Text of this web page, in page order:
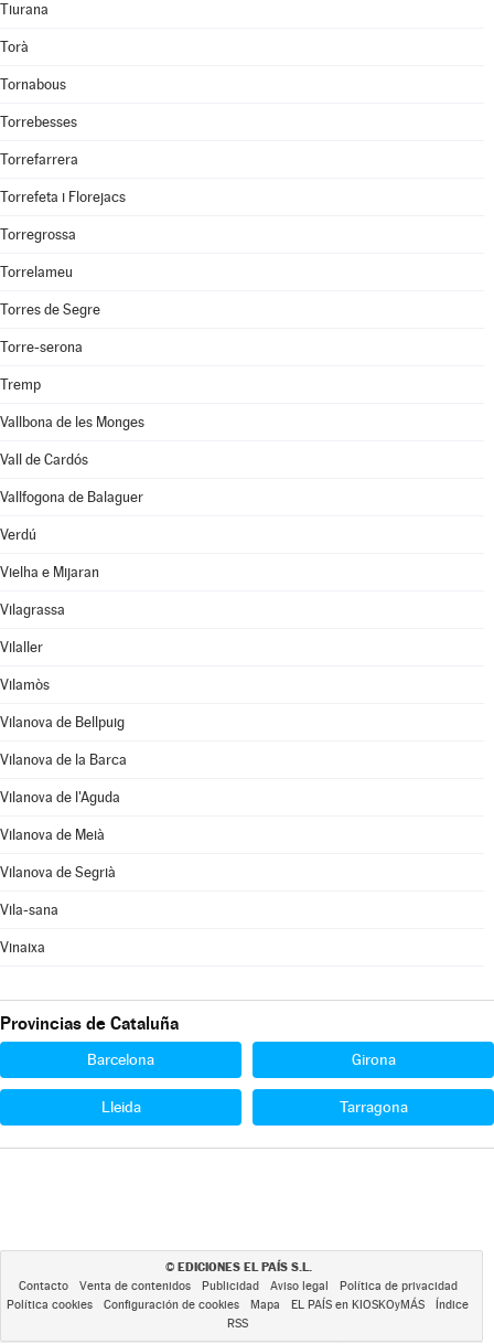
Tiurana
Torà
Tornabous
Torrebesses
Torrefarrera
Torrefeta i Florejacs
Torregrossa
Torrelameu
Torres de Segre
Torre-serona
Tremp
Vallbona de les Monges
Vall de Cardós
Vallfogona de Balaguer
Verdú
Vielha e Mijaran
Vilagrassa
Vilaller
Vilamòs
Vilanova de Bellpuig
Vilanova de la Barca
Vilanova de l'Aguda
Vilanova de Meià
Vilanova de Segrià
Vila-sana
Vinaixa
Provincias de Cataluña
Barcelona Girona
Lleida Tarragona
© EDICIONES EL PAÍS S.L.
Contacto Venta de contenidos Publicidad Aviso legal
Política de privacidad
Política cookies
Configuración de cookies Mapa EL PAÍS en KIOSKOyMÁS
Índice
RSS